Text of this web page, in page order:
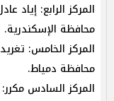
محافظة الإسكندرية.
محافظة دمياط.
المركز السادس